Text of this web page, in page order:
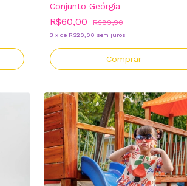
Conjunto Geórgia
R$60,00 R$89,90
3 x de R$20,00 sem juros
Comprar